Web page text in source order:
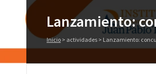
Lanzamiento:
Inicio > actividades > Lanzamiento: